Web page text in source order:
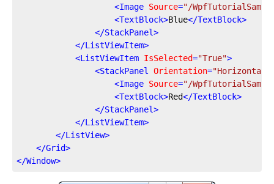
<Image Source="/
<TextBlock>Blue</TextBlock>
</StackPanel>
</ListViewItem>
<ListViewItem IsSelected="True">
<StackPanel Orientation="Horizontal"
<Image Source="/
<TextBlock>Red</TextBlock>
</StackPanel>
</ListViewItem>
</ListView>
</Grid>
</Window>